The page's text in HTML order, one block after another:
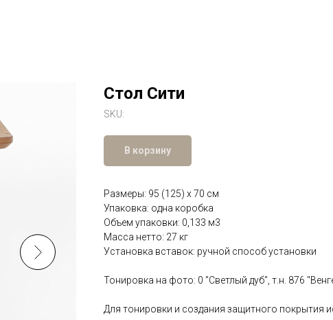
Стол Сити
SKU:
В корзину
Размеры: 95 (125) х 70 см
Упаковка: одна коробка
Объем упаковки: 0,133 м3
Масса нетто: 27 кг
Установка вставок: ручной способ установки
Тонировка на фото: 0 "Светлый дуб", т.н. 876
Для тонировки и создания защитного покрытия